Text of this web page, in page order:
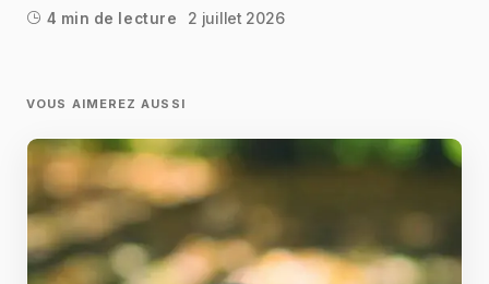
4 min de lecture 2 juillet 2026
VOUS AIMEREZ AUSSI